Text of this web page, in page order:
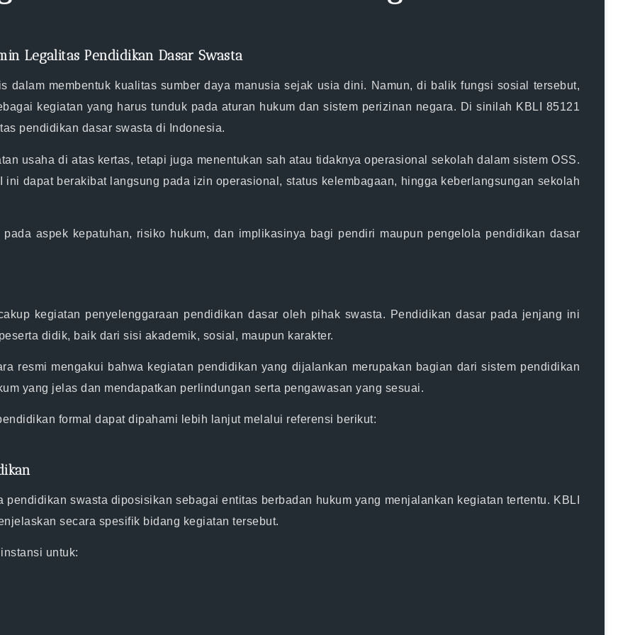
Legalitas Pendidikan Dasar Swasta
dalam membentuk kualitas sumber daya manusia sejak usia dini. Namun, di balik fungsi sosial tersebut,
kegiatan yang harus tunduk pada aturan hukum dan sistem perizinan negara. Di sinilah KBLI 85121
pendidikan dasar swasta di Indonesia.
usaha di atas kertas, tetapi juga menentukan sah atau tidaknya operasional sekolah dalam sistem OSS.
dapat berakibat langsung pada izin operasional, status kelembagaan, hingga keberlangsungan sekolah
aspek kepatuhan, risiko hukum, dan implikasinya bagi pendiri maupun pengelola pendidikan dasar
kegiatan penyelenggaraan pendidikan dasar oleh pihak swasta. Pendidikan dasar pada jenjang ini
didik, baik dari sisi akademik, sosial, maupun karakter.
resmi mengakui bahwa kegiatan pendidikan yang dijalankan merupakan bagian dari sistem pendidikan
yang jelas dan mendapatkan perlindungan serta pengawasan yang sesuai.
formal dapat dipahami lebih lanjut melalui referensi berikut:
swasta diposisikan sebagai entitas berbadan hukum yang menjalankan kegiatan tertentu. KBLI
secara spesifik bidang kegiatan tersebut.
untuk: